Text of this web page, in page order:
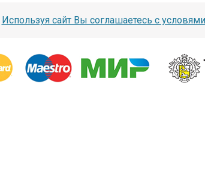
Используя сайт Вы соглашаетесь с условями